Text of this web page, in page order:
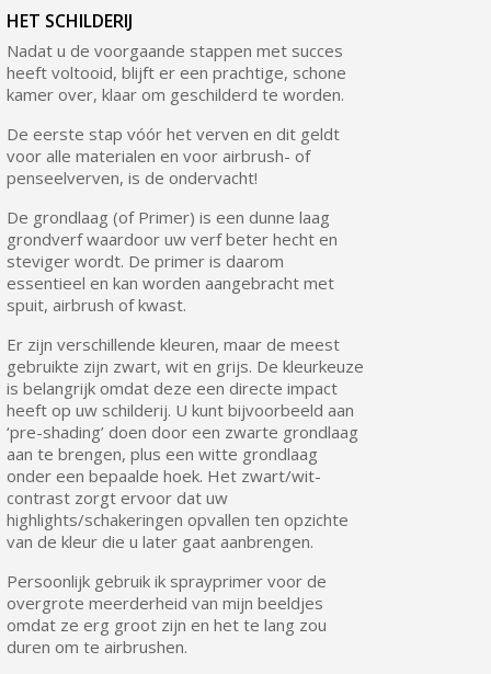
HET SCHILDERIJ
Nadat u de voorgaande stappen met succes
heeft voltooid, blijft er een prachtige, schone
kamer over, klaar om geschilderd te worden.
De eerste stap vóór het verven en dit geldt
voor alle materialen en voor airbrush- of
penseelverven, is de ondervacht!
De grondlaag (of Primer) is een dunne laag
grondverf waardoor uw verf beter hecht en
steviger wordt. De primer is daarom
essentieel en kan worden aangebracht met
spuit, airbrush of kwast.
Er zijn verschillende kleuren, maar de meest
gebruikte zijn zwart, wit en grijs. De kleurkeuze
is belangrijk omdat deze een directe impact
heeft op uw schilderij. U kunt bijvoorbeeld aan
‘pre-shading’ doen door een zwarte grondlaag
aan te brengen, plus een witte grondlaag
onder een bepaalde hoek. Het zwart/wit-
contrast zorgt ervoor dat uw
highlights/schakeringen opvallen ten opzichte
van de kleur die u later gaat aanbrengen.
Persoonlijk gebruik ik sprayprimer voor de
overgrote meerderheid van mijn beeldjes
omdat ze erg groot zijn en het te lang zou
duren om te airbrushen.